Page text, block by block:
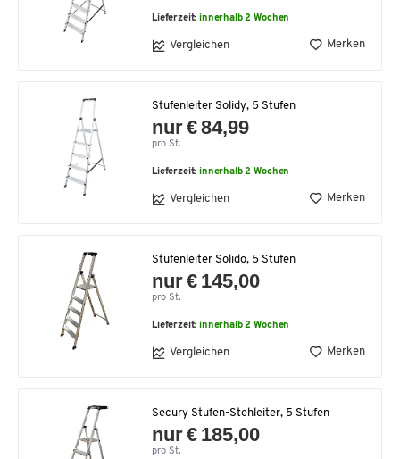
Lieferzeit:innerhalb 2 Wochen
Vergleichen Merken
Stufenleiter Solidy, 5 Stufen
nur € 84,99
pro St.
Lieferzeit:innerhalb 2 Wochen
Vergleichen Merken
Stufenleiter Solido, 5 Stufen
nur € 145,00
pro St.
Lieferzeit:innerhalb 2 Wochen
Vergleichen Merken
Secury Stufen-Stehleiter, 5 Stufen
nur € 185,00
pro St.